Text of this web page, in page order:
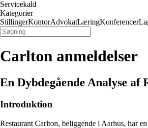
Servicekald
Kategorier
StillingerKontorAdvokatLæringKonferencer
Carlton anmeldelser
En Dybdegående Analyse
Introduktion
Restaurant Carlton, beliggende i Aarhus, har